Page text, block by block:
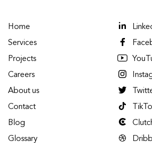
Home
Services
Projects
Careers
About us
Contact
Blog
Glossary